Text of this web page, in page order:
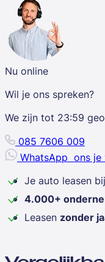
Nu online
Wil je ons spreken?
We zijn tot 23:59
085 7606 009
WhatsApp ons je
Je auto leasen
4.000+
Leasen zonder